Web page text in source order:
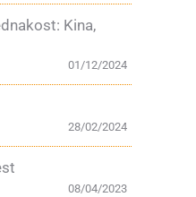
Kina,
01/12/2024
28/02/2024
08/04/2023